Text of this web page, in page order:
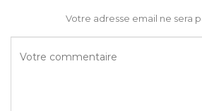
Votre adresse email ne sera